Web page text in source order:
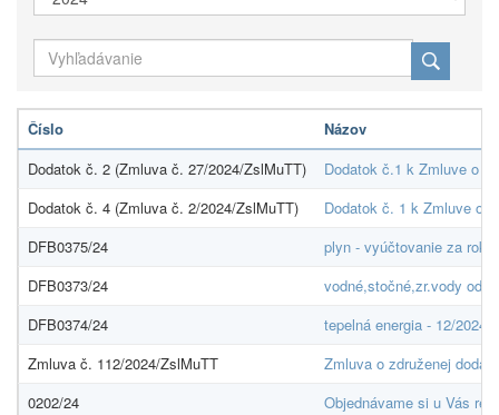
Číslo
Názov
Dodatok č. 2 (Zmluva č. 27/2024/ZslMuTT)
Dodatok č.1 k Zmluve o
Dodatok č. 4 (Zmluva č. 2/2024/ZslMuTT)
Dodatok č. 1 k Zmluve o
DFB0375/24
plyn - vyúčtovanie za rok
DFB0373/24
vodné,stočné,zr.vody od
DFB0374/24
tepelná energia - 12/2024
Zmluva č. 112/2024/ZslMuTT
Zmluva o združenej
0202/24
Objednávame si u Vás